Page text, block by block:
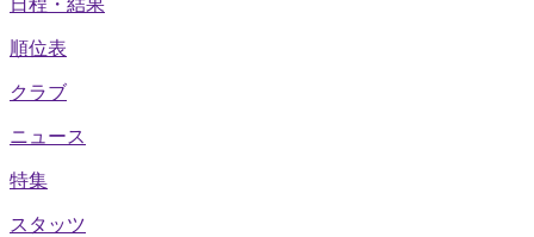
日程・結果
順位表
クラブ
ニュース
特集
スタッツ